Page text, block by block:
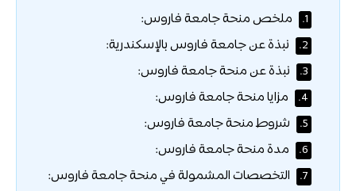
1. ملخص منحة جامعة فاروس:
2. نبذة عن جامعة فاروس بالإسكندرية:
3. نبذة عن منحة جامعة فاروس:
4. مزايا منحة جامعة فاروس:
5. شروط منحة جامعة فاروس:
6. مدة منحة جامعة فاروس:
7. التخصصات المشمولة في منحة جامعة فاروس: